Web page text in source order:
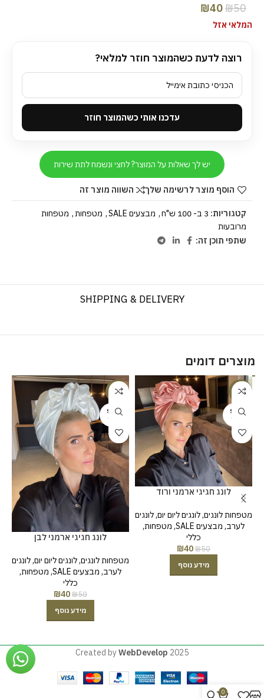
₪50
₪40
המלאי אזל
רוצה לדעת כשהמוצר חוזר למלאי?
עדכנו אותי כשהמוצר חוזר
יש לך שאלות על המוצר? לחצי ונשמח לתת שירות
הוסף מוצר לרשימה שלך השווה מוצר זה
קטגוריות: 3 ב- 100 ש"ח , מבצעים SALE , מטפחות, מטפחות
מרובעות
שתפי תוכן זה:
SHIPPING & DELIVERY
מוצרים דומים
-20%
SOLD
OUT
לונג חגיגי ארמני ורוד
מטפחות לונגים,לונגים ליום יום,לונגים
לערב, מבצעים SALE , מטפחות,
כללי
₪50
₪40
מידע נוסף
-20%
SOLD
OUT
לונג חגיגי ארמני לבן
מטפחות לונגים,לונגים ליום יום,לונגים
לערב, מבצעים SALE , מטפחות,
כללי
₪50
₪40
מידע נוסף
Created byWebDevelop 2025
0